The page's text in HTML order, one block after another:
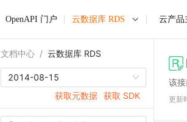
OpenAPI 门户 云数据库 RDS 云产品
文档中心 / 云数据库 RDS
2014-08-15
获取元数据 获取 SDK
该
更新